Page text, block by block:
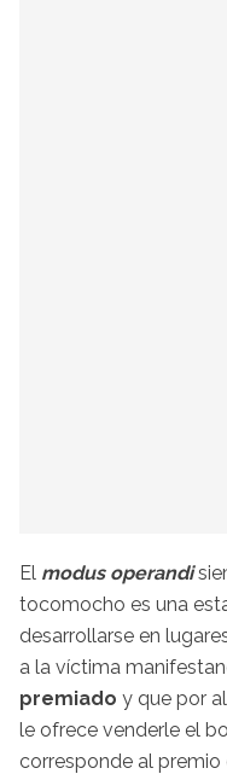
El modus operandi
tocomocho es una
desarrollarse en
a la víctima
premiado y que por
le ofrece venderle el
corresponde al premio